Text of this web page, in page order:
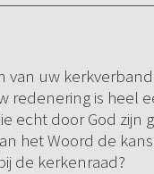
uw
redenering is heel
door God zijn
het Woord de
de kerkenraad?